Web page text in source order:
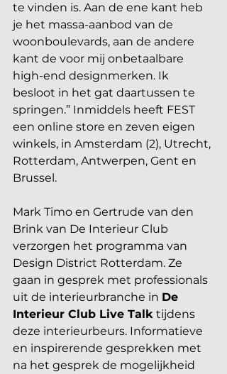
te vinden is. Aan de ene kant heb
je het massa-aanbod van de
woonboulevards, aan de andere
kant de voor mij onbetaalbare
high-end designmerken. Ik
besloot in het gat daartussen te
springen.” Inmiddels heeft FEST
een online store en zeven eigen
winkels, in Amsterdam (2), Utrecht,
Rotterdam, Antwerpen, Gent en
Brussel.
Mark Timo en Gertrude van den
Brink van De Interieur Club
verzorgen het programma van
Design District Rotterdam. Ze
gaan in gesprek met professionals
uit de interieurbranche in De
Interieur Club Live Talk tijdens
deze interieurbeurs. Informatieve
en inspirerende gesprekken met
na het gesprek de mogelijkheid